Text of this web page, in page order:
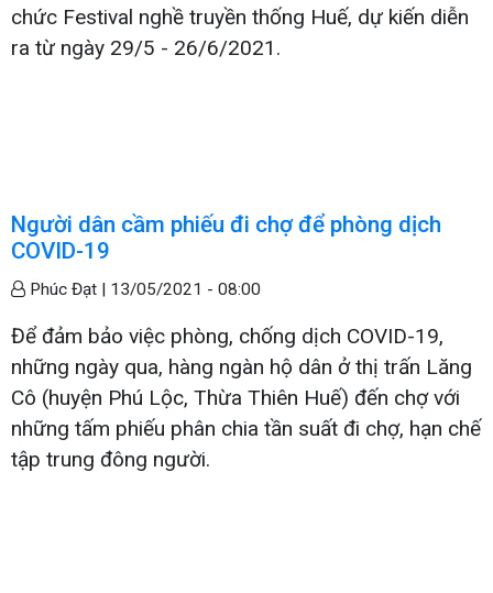
chức Festival nghề truyền thống Huế, dự kiến diễn
ra từ ngày 29/5 - 26/6/2021.
Người dân cầm phiếu đi chợ để phòng dịch
COVID-19
Phúc Đạt | 13/05/2021 - 08:00
Để đảm bảo việc phòng, chống dịch COVID-19,
những ngày qua, hàng ngàn hộ dân ở thị trấn Lăng
Cô (huyện Phú Lộc, Thừa Thiên Huế) đến chợ với
những tấm phiếu phân chia tần suất đi chợ, hạn chế
tập trung đông người.